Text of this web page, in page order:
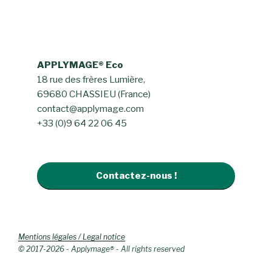
APPLYMAGE® Eco
18 rue des frères Lumière,
69680 CHASSIEU (France)
contact@applymage.com
+33 (0)9 64 22 06 45
Contactez-nous !
Mentions légales / Legal notice
© 2017-2026 - Applymage® - All rights reserved